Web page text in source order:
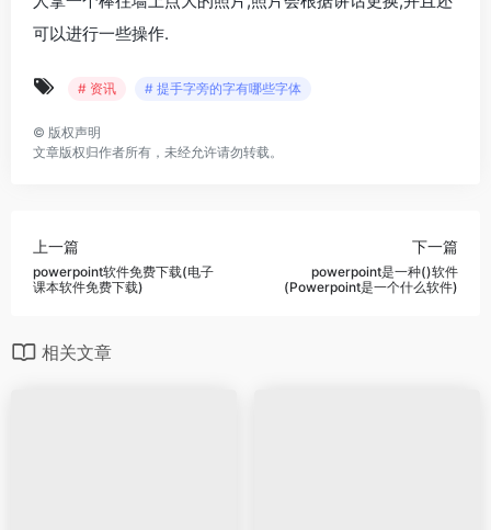
可以进行一些操作.
# 资讯 # 提手字旁的字有哪些字体
© 版权声明
文章版权归作者所有，未经允许请勿转载。
上一篇
powerpoint软件免费下载(电子
课本软件免费下载)
下一篇
powerpoint是一种()软件
(Powerpoint是一个什么软件)
相关文章